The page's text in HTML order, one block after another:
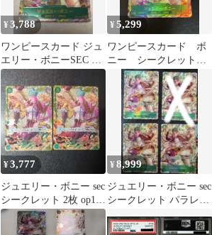
¥3,788
ワンピースカード ジュ
エリー・ボニーSEC パ
ラレル OP12-118 師弟
の絆
¥5,299
ワンピースカード ボ
ニー シークレットパ
ラレル
¥3,777
ジュエリー・ボニー sec
シークレット 2枚 op12-
118
¥8,999
ジュエリー・ボニー sec
シークレット パラレル